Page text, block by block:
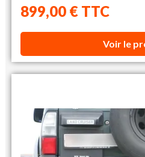
899,00 € TTC
Voir le